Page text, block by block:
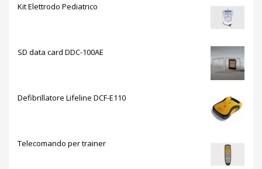
Kit Elettrodo Pediatrico
SD data card DDC-100AE
Defibrillatore Lifeline DCF-E110
Telecomando per trainer